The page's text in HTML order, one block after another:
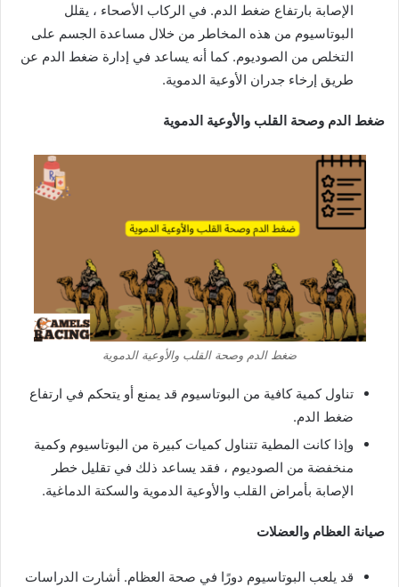
الإصابة بارتفاع ضغط الدم. في الركاب الأصحاء ، يقلل
البوتاسيوم من هذه المخاطر من خلال مساعدة الجسم على
التخلص من الصوديوم. كما أنه يساعد في إدارة ضغط الدم عن
طريق إرخاء جدران الأوعية الدموية.
ضغط الدم وصحة القلب والأوعية الدموية
ضغط الدم وصحة القلب والأوعية الدموية
تناول كمية كافية من البوتاسيوم قد يمنع أو يتحكم في ارتفاع
ضغط الدم.
وإذا كانت المطية تتناول كميات كبيرة من البوتاسيوم وكمية
منخفضة من الصوديوم ، فقد يساعد ذلك في تقليل خطر
الإصابة بأمراض القلب والأوعية الدموية والسكتة الدماغية.
صيانة العظام والعضلات
قد يلعب البوتاسيوم دورًا في صحة العظام. أشارت الدراسات